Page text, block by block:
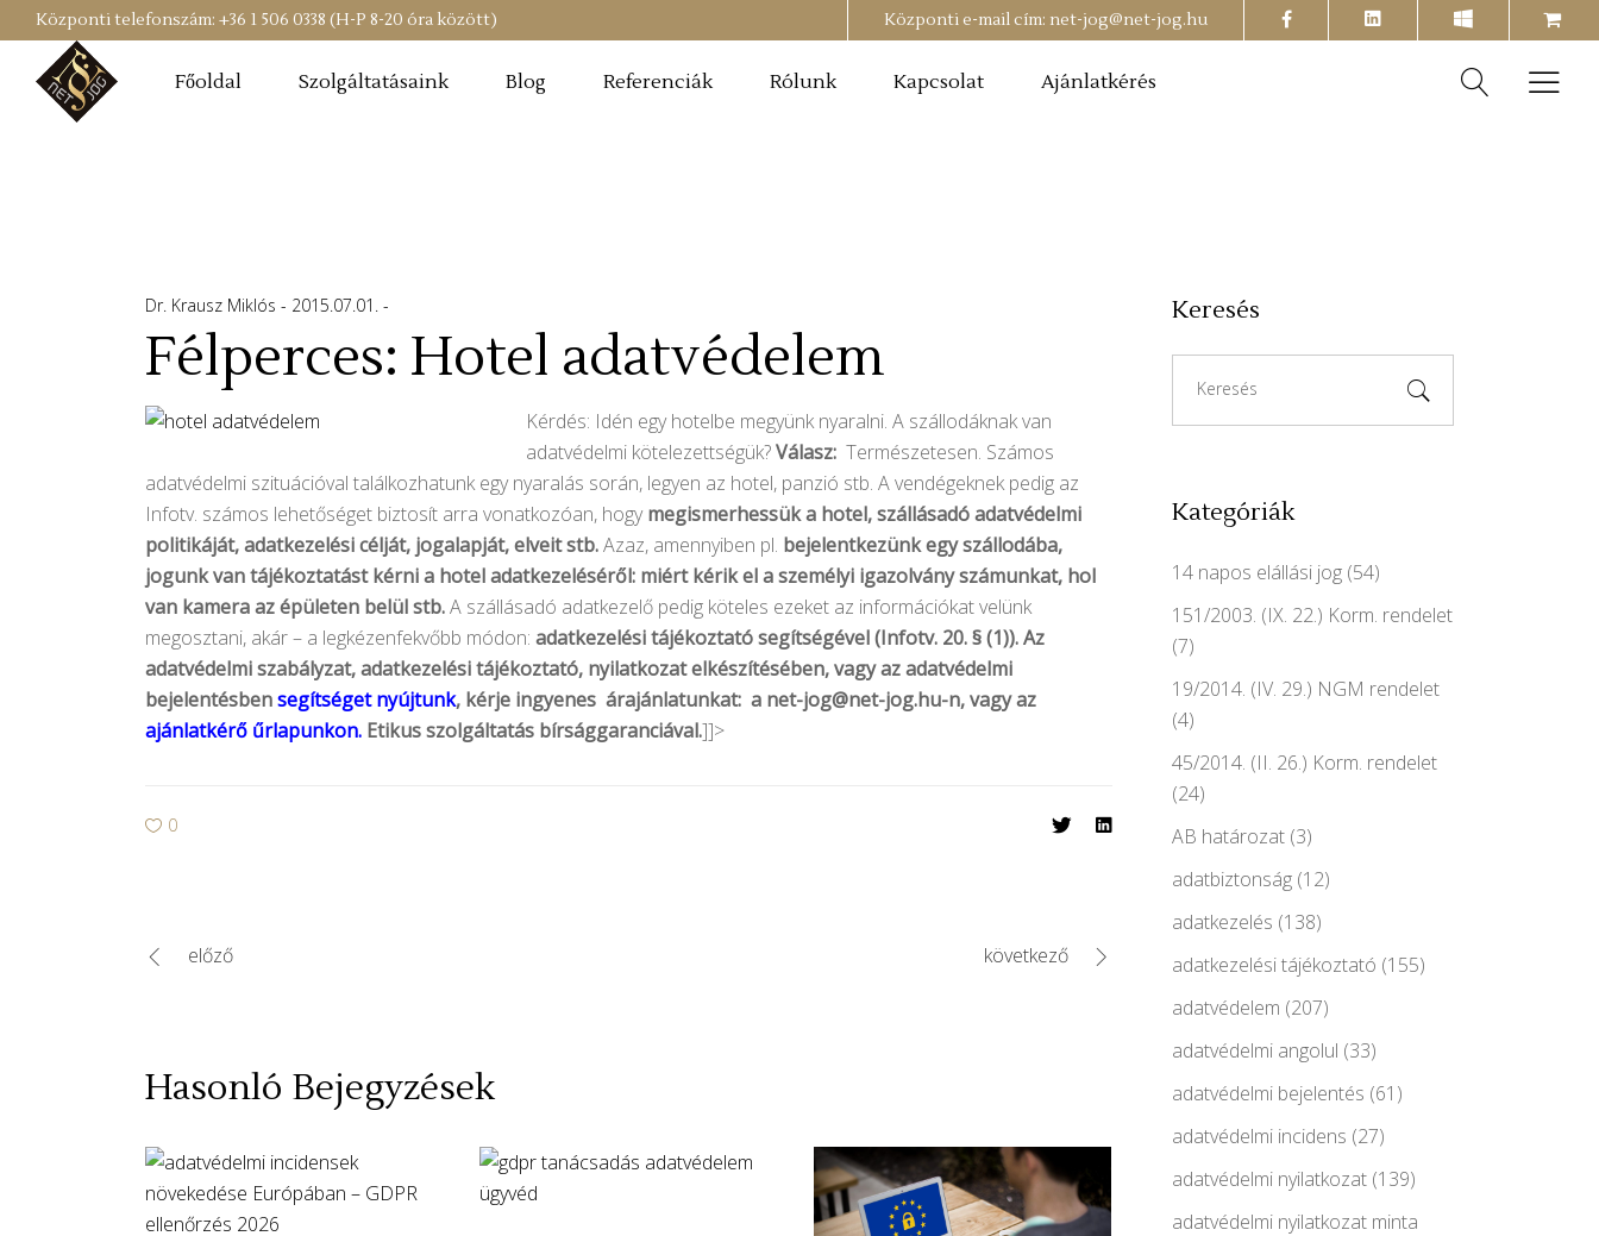
Központi telefonszám: +36 1 506 0338 (H-P 8-20 óra között) Központi e-mail cím: net-jog@net-jog.hu facebook
shopping-
cart
Főoldal Szolgáltatásaink Blog Referenciák Rólunk Kapcsolat Ajánlatkérés
Dr. Krausz Miklós 2015.07.01.
Félperces: Hotel adatvédelem
Kérdés: Idén egy hotelbe megyünk nyaralni. A szállodáknak van
adatvédelmi kötelezettségük?Válasz: Természetesen. Számos
adatvédelmi szituációval találkozhatunk egy nyaralás során, legyen az hotel, panzió stb. A vendégeknek pedig az
Infotv. számos lehetőséget biztosít arra vonatkozóan, hogymegismerhessük a hotel, szállásadó adatvédelmi
politikáját, adatkezelési célját, jogalapját, elveit stb.Azaz, amennyiben pl. bejelentkezünk egy szállodába,
jogunk van tájékoztatást kérni a hotel adatkezeléséről: miért kérik el a személyi igazolvány számunkat, hol
van kamera az épületen belül stb.A szállásadó adatkezelő pedig köteles ezeket az információkat velünk
megosztani, akár – a legkézenfekvőbb módon: adatkezelési tájékoztató segítségével (Infotv. 20. § (1)).Az
adatvédelmi szabályzat, adatkezelési tájékoztató, nyilatkozat elkészítésében, vagy az adatvédelmi
bejelentésbensegítséget nyújtunk, kérje ingyenes árajánlatunkat: a net-jog@net-jog.hu-n, vagy az
ajánlatkérő űrlapunkon. Etikus szolgáltatás bírsággaranciával.]]>
0
előző következő
Hasonló Bejegyzések
Keresés
for:
Kategóriák
14 napos elállási jog(54)
151/2003. (IX. 22.) Korm. rendelet
(7)
19/2014. (IV. 29.) NGM rendelet
(4)
45/2014. (II. 26.) Korm. rendelet
(24)
AB határozat(3)
adatbiztonság(12)
adatkezelés (138)
adatkezelési tájékoztató (155)
adatvédelem (207)
adatvédelmi angolul (33)
adatvédelmi bejelentés (61)
adatvédelmi incidens (27)
adatvédelmi nyilatkozat(139)
adatvédelmi nyilatkozat minta